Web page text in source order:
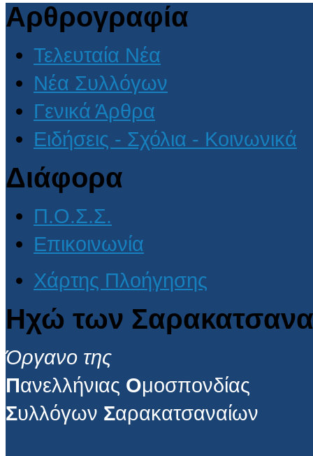
Αρθρογραφία
Τελευταία Νέα
Νέα Συλλόγων
Γενικά Άρθρα
Ειδήσεις - Σχόλια - Κοινωνικά
Διάφορα
Π.Ο.Σ.Σ.
Επικοινωνία
Χάρτης Πλοήγησης
Ηχώ των
Όργανο της
Πανελλήνιας Ομοσπονδίας
Συλλόγων Σαρακατσαναίων